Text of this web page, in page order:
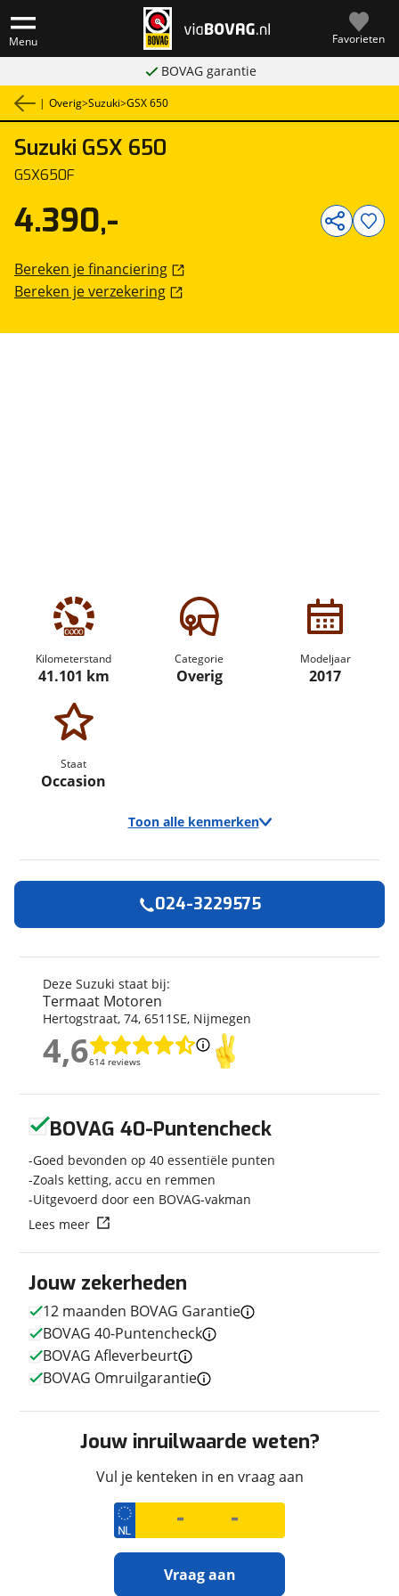
Menu Favorieten
BOVAG garantie
| Overig>Suzuki>GSX 650
Suzuki GSX 650
GSX650F
Kilometerstand
41.101 km
Categorie
Overig
Modeljaar
2017
Staat
Occasion
Toon alle kenmerken
Merk
Suzuki
Model
Kenteken
Kilometerstand
41.101 km
Bouwjaar
5-2017
2017
Leeftijd
9 jaar en 3 maanden
Categorie
Overig
Nieuw of occasion
Occasion
Techniek
Transmissie
Uiterlijk
Geschiedenis
Datum eerste toelating 24-05-2017
4.390,-
Bereken je financiering
Bereken je verzekering
Deze Suzuki staat bij:
Termaat Motoren
Hertogstraat, 74, 6511SE, Nijmegen
4,6614 reviews
4,6
024-3229575
Jouw zekerheden
12 maanden BOVAG Garantie
BOVAG 40-Puntencheck
BOVAG Afleverbeurt
BOVAG Omruilgarantie
Jouw inruilwaarde weten?
Vul je kenteken in en vraag aan
Vraag aan
BOVAG 40-Puntencheck
Goed bevonden op 40 essentiële punten
Zoals ketting, accu en remmen
Uitgevoerd door een BOVAG-vakman
Lees meer